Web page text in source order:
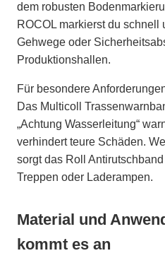
dem robusten
ROCOL markierst du
Gehwege oder
Produktionshallen.
Für besondere
Das Multicoll
„Achtung Wasserleitung“
verhindert teure Schäden.
sorgt das Roll
Treppen oder Laderampen.
Material und
kommt es an